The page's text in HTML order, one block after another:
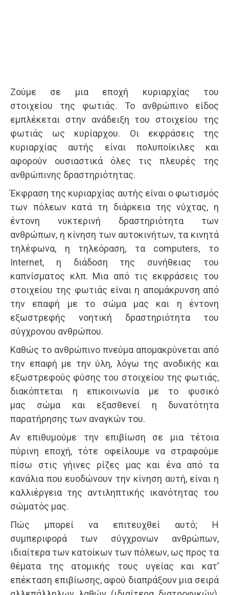
Ζούμε σε μια εποχή κυριαρχίας του
στοιχείου της φωτιάς. Το ανθρώπινο είδος
εμπλέκεται στην ανάδειξη του στοιχείου της
φωτιάς ως κυρίαρχου. Οι εκφράσεις της
κυριαρχίας αυτής είναι πολυποίκιλες και
αφορούν ουσιαστικά όλες τις πλευρές της
ανθρώπινης δραστηριότητας.
Έκφραση της κυριαρχίας αυτής είναι ο φωτισμός
των πόλεων κατά τη διάρκεια της νύχτας, η
έντονη νυκτερινή δραστηριότητα των
ανθρώπων, η κίνηση των αυτοκινήτων, τα κινητά
τηλέφωνα, η τηλεόραση, τα computers, το
Internet, η διάδοση της συνήθειας του
καπνίσματος κλπ. Μια από τις εκφράσεις του
στοιχείου της φωτιάς είναι η απομάκρυνση από
την επαφή με το σώμα μας και η έντονη
εξωστρεφής νοητική δραστηριότητα του
σύγχρονου ανθρώπου.
Καθώς το ανθρώπινο πνεύμα απομακρύνεται από
την επαφή με την ύλη, λόγω της ανοδικής και
εξωστρεφούς φύσης του στοιχείου της φωτιάς,
διακόπτεται η επικοινωνία με το φυσικό
μας σώμα και εξασθενεί η δυνατότητα
παρατήρησης των αναγκών του.
Αν επιθυμούμε την επιβίωση σε μια τέτοια
πύρινη εποχή, τότε οφείλουμε να στραφούμε
πίσω στις γήινες ρίζες μας και ένα από τα
κανάλια που ευοδώνουν την κίνηση αυτή, είναι η
καλλιέργεια της αντιληπτικής ικανότητας του
σώματός μας.
Πώς μπορεί να επιτευχθεί αυτό; Η
συμπεριφορά των σύγχρονων ανθρώπων,
ιδιαίτερα των κατοίκων των πόλεων, ως προς τα
θέματα της ατομικής τους υγείας και κατ’
επέκταση επιβίωσης, αφού διαπράξουν μια σειρά